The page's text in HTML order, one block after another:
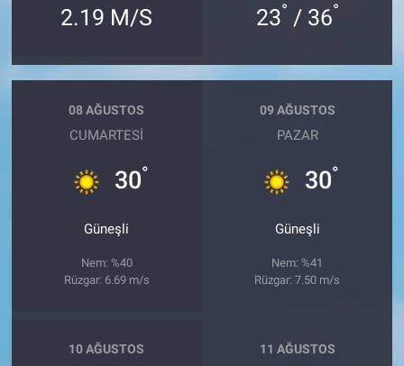
2.19 M/S 23° / 36°
08 AĞUSTOS
CUMARTESI
30°
Güneşli
Nem: %40
Rüzgar: 6.69 m/s
09 AĞUSTOS
PAZAR
30°
Güneşli
Nem: %41
Rüzgar: 7.50 m/s
10 AĞUSTOS 11 AĞUSTOS